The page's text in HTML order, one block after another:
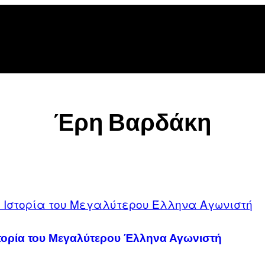
Έρη Βαρδάκη
του Μεγαλύτερου Έλληνα Αγωνιστή